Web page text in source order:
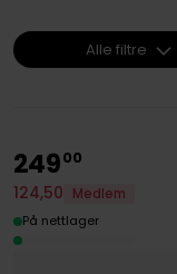
24900
124,50
Medlem
På nettlager
Alle filtre